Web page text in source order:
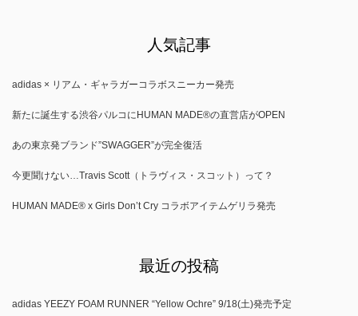
人気記事
adidas × リアム・ギャラガーコラボスニーカー発売
新たに誕生する渋谷パルコにHUMAN MADE®の直営店がOPEN
あの東京発ブランド”SWAGGER”が完全復活
今更聞けない…Travis Scott（トラヴィス・スコット）って？
HUMAN MADE®︎ x Girls Don’t Cry コラボアイテムゲリラ発売
最近の投稿
adidas YEEZY FOAM RUNNER “Yellow Ochre” 9/18(土)発売予定